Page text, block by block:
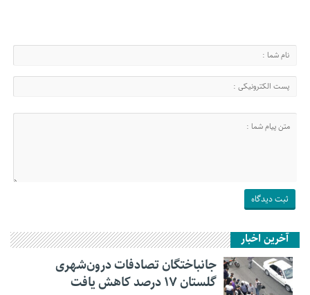
آخرین اخبار
جانباختگان تصادفات درون‌شهری
گلستان ۱۷ درصد کاهش یافت